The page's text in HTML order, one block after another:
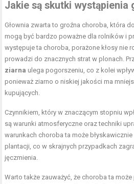
Jakie są skutki wystąpienia
Głownia zwarta to groźna choroba, która
mogą być bardzo poważne dla rolników i
występuje ta choroba, porażone kłosy nie
prowadzi do znacznych strat w plonach.
ziarna ulega pogorszeniu, co z kolei
ponieważ ziarno o niskiej jakości ma
kupujących.
Czynnikiem, który w znaczącym stopniu
są warunki atmosferyczne oraz techniki
warunkach choroba ta może
plantacji, co w skrajnych przypadkach
jęczmienia.
Warto także zauważyć, że choroba ta